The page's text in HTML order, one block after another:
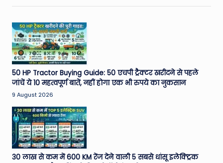
50 HP Tractor Buying Guide: 50 एचपी ट्रैक्टर खरीदने से पहले
जांचें ये 10 महत्वपूर्ण बातें, नहीं होगा एक भी रुपये का नुकसान
9 August 2026
30 लाख से कम में 600 KM रेंज देने वाली 5 सबसे धांसू इलेक्ट्रिक